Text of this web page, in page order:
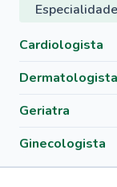
Cardiologista
Dermatologista
Geriatra
Ginecologista